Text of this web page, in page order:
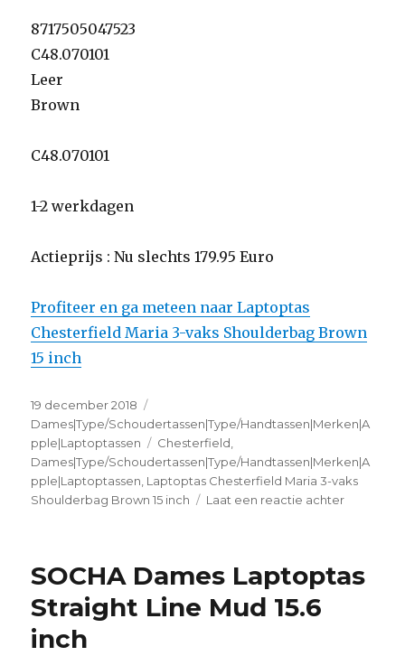
8717505047523
C48.070101
Leer
Brown
C48.070101
1-2 werkdagen
Actieprijs : Nu slechts 179.95 Euro
Profiteer en ga meteen naar Laptoptas
Chesterfield Maria 3-vaks Shoulderbag Brown
15 inch
Geplaatst
op
19 december 2018
Dames|Type/Schoudertassen|Type/Handtassen|Merken|A
pple|Laptoptassen
Tags
Chesterfield,
Dames|Type/Schoudertassen|Type/Handtassen|Merken|A
pple|Laptoptassen, Laptoptas Chesterfield Maria 3-vaks
Shoulderbag Brown 15 inch
Laat een reactie achter
3-
SOCHA Dames Laptoptas
Straight Line Mud 15.6
inch